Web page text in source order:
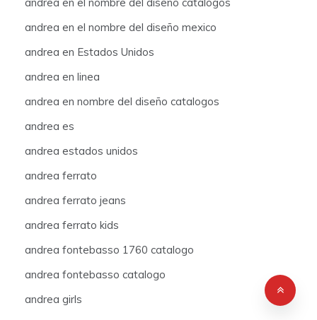
andrea en el nombre del diseño mexico
andrea en Estados Unidos
andrea en linea
andrea en nombre del diseño catalogos
andrea es
andrea estados unidos
andrea ferrato
andrea ferrato jeans
andrea ferrato kids
andrea fontebasso 1760 catalogo
andrea fontebasso catalogo
andrea girls